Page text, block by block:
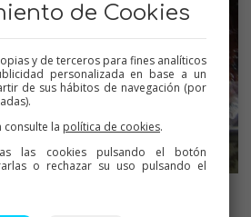
de Cookies
y de terceros para fines analíticos
personalizada en base a un
de sus hábitos de navegación (por
consulte la política de cookies.
las cookies pulsando el botón
o rechazar su uso pulsando el